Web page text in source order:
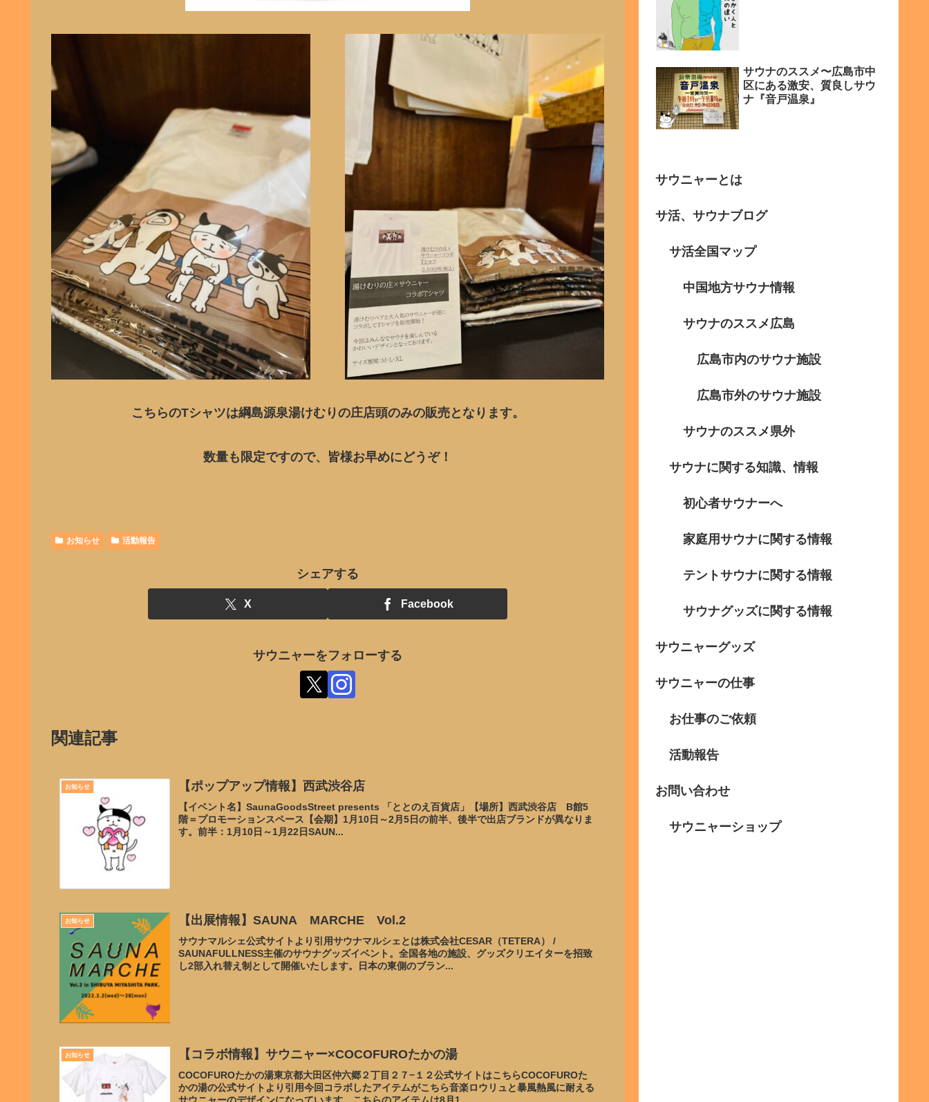
こちらのTシャツは綱島源泉湯けむりの庄店頭のみの販売となります。
数量も限定ですので、皆様お早めにどうぞ！
お知らせ 活動報告
シェアする
X Facebook
サウニャーをフォローする
関連記事
お知らせ 【ポップアップ情報】西武渋谷店
【イベント名】SaunaGoodsStreet presents 「ととのえ百貨店」【場所】西武渋谷店 B館5
階＝プロモーションスペース【会期】1月10日～2月5日の前半、後半で出店ブランドが異なりま
す。前半：1月10日～1月22日SAUN...
お知らせ 【出展情報】SAUNA MARCHE Vol.2
サウナマルシェ公式サイトより引用サウナマルシェとは株式会社CESAR（TETERA） /
SAUNAFULLNESS主催のサウナグッズイベント。全国各地の施設、グッズクリエイターを招致
し2部入れ替え制として開催いたします。日本の東側のブラン...
お知らせ 【コラボ情報】サウニャー×COCOFUROたかの湯
COCOFUROたかの湯東京都大田区仲六郷２丁目２７−１２公式サイトはこちらCOCOFUROた
かの湯の公式サイトより引用今回コラボしたアイテムがこちら音楽ロウリュと暴風熱風に耐える
サウナのススメ〜広島市中
区にある激安、質良しサウ
ナ『音戸温泉』
サウニャーとは
サ活、サウナブログ
サ活全国マップ
中国地方サウナ情報
サウナのススメ広島
広島市内のサウナ施設
広島市外のサウナ施設
サウナのススメ県外
サウナに関する知識、情報
初心者サウナーへ
家庭用サウナに関する情報
テントサウナに関する情報
サウナグッズに関する情報
サウニャーグッズ
サウニャーの仕事
お仕事のご依頼
活動報告
お問い合わせ
サウニャーショップ